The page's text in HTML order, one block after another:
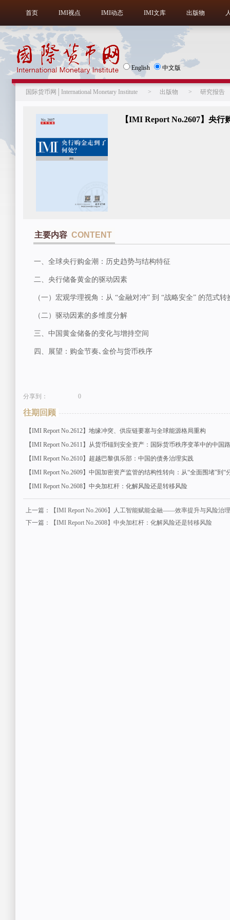
首页 IMI视点 IMI动态 IMI文库 出版物
English 中文版
国际货币网│International Monetary Institute > 出版物 > 研究报告
【IMI Report No.2607】央行
主要内容 CONTENT
一、全球央行购金潮：历史趋势与结构特征
二、央行储备黄金的驱动因素
（一）宏观学理视角：从 “金融对冲” 到 “战略安全” 的范式转
（二）驱动因素的多维度分解
三、中国黄金储备的变化与增持空间
四、展望：购金节奏､金价与货币秩序
分享到： 0
往期回顾
【IMI Report No.2612】地缘冲突、供应链要塞与全球能源格局重构
【IMI Report No.2611】从货币锚到安全资产：国际货币秩序变革中的中国
【IMI Report No.2610】超越巴黎俱乐部：中国的债务治理实践
【IMI Report No.2609】中国加密资产监管的结构性转向：从“全面围堵”到“
【IMI Report No.2608】中央加杠杆：化解风险还是转移风险
上一篇：【IMI Report No.2606】人工智能赋能金融——效率提升与风险治理
下一篇：【IMI Report No.2608】中央加杠杆：化解风险还是转移风险